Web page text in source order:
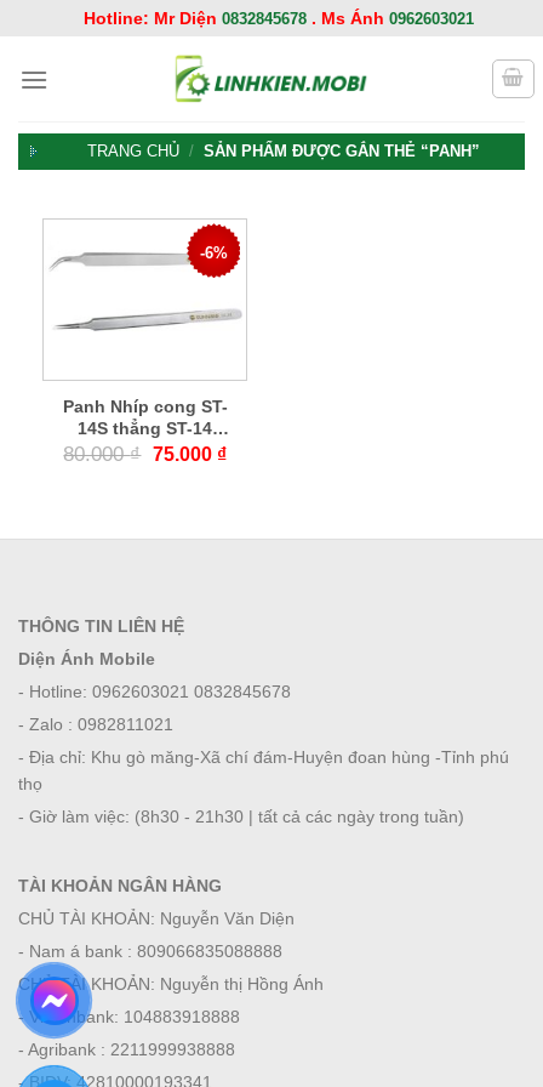
nội
Hotline: Mr Diện 0832845678. Ms Ánh 0962603021
TRANG CHỦ / SẢN PHẨM ĐƯỢC GẮN THẺ “PANH”
-6%
Panh Nhíp cong ST-
14S thẳng ST-14
Sunshine
80.000₫ 75.000 ₫
THÔNG TIN LIÊN HỆ
Diện Ánh Mobile
- Hotline: 0962603021 0832845678
- Zalo : 0982811021
- Địa chỉ: Khu gò măng-Xã chí đám-Huyện đoan hùng -Tỉnh phú
thọ
- Giờ làm việc: (8h30 - 21h30 | tất cả các ngày trong tuần)
TÀI KHOẢN NGÂN HÀNG
CHỦ TÀI KHOẢN: Nguyễn Văn Diện
- Nam á bank : 809066835088888
CHỦ TÀI KHOẢN: Nguyễn thị Hồng Ánh
- Viettinbank: 104883918888
- Agribank : 2211999938888
- BIDV: 42810000193341